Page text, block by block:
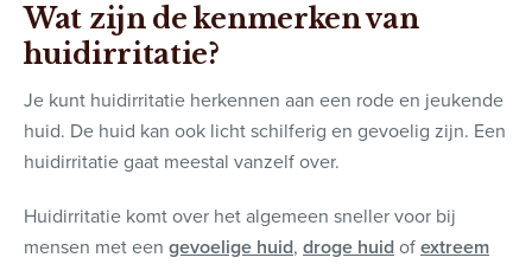
Wat zijn de kenmerken van
huidirritatie?
Je kunt huidirritatie herkennen aan een rode en jeukende
huid. De huid kan ook licht schilferig en gevoelig zijn. Een
huidirritatie gaat meestal vanzelf over.
Huidirritatie komt over het algemeen sneller voor bij
mensen met een gevoelige huid, droge huidofextreem